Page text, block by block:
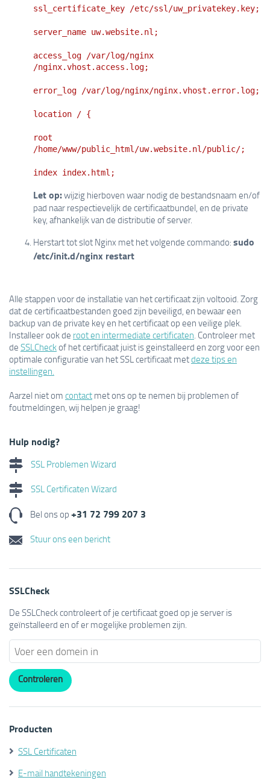
ssl_certificate_key /etc/ssl/uw_privatekey.key;
server_name uw.website.nl;
access_log /var/log/nginx
/nginx.vhost.access.log;
error_log /var/log/nginx/nginx.vhost.error.log;
location / {
root
/home/www/public_html/uw.website.nl/public/;
index index.html;
Let op:wijzig hierboven waar nodig de bestandsnaam en/of
pad naar respectievelijk de certificaatbundel, en de private
key, afhankelijk van de distributie of server.
Herstart tot slot Nginx met het volgende commando: sudo
/etc/init.d/nginx restart
Alle stappen voor de installatie van het certificaat zijn voltooid. Zorg
dat de certificaatbestanden goed zijn beveiligd, en bewaar een
backup van de private key en het certificaat op een veilige plek.
Installeer ook de root en intermediate certificaten. Controleer met
de SSLCheckof het certificaat juist is geinstalleerd en zorg voor een
optimale configuratie van het SSL certificaat metdeze tips en
instellingen.
Aarzel niet om contact met ons op te nemen bij problemen of
foutmeldingen, wij helpen je graag!
Hulp nodig?
SSL Problemen Wizard
SSL Certificaten Wizard
Bel ons op +31 72 799 207 3
Stuur ons een bericht
SSLCheck
De SSLCheck controleert of je certificaat goed op je server is
geïnstalleerd en of er mogelijke problemen zijn.
Producten
SSL Certificaten
E-mail handtekeningen